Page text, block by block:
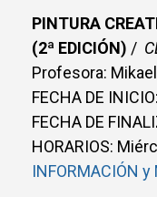
PINTURA
(2ª EDICIÓN) /
Profesora:
FECHA DE
FECHA DE
HORARIOS:
INFORMACIÓN